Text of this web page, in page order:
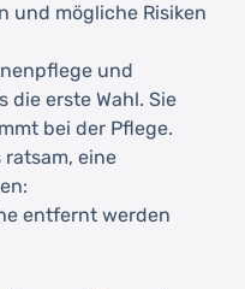
und mögliche Risiken
und
die erste Wahl. Sie
bei der Pflege.
eine
entfernt werden